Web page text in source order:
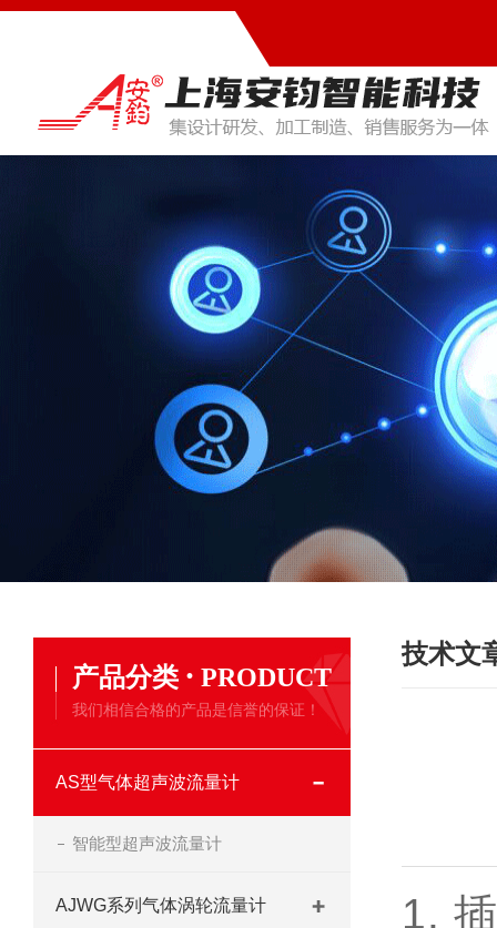
产品分类 · PRODUCT
我们相信合格的产品是信誉的保证！
AS型气体超声波流量计
智能型超声波流量计
AJWG系列气体涡轮流量计
技术文
1.